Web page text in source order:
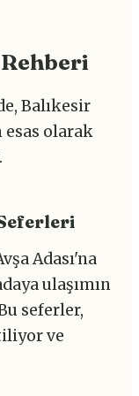
Rehberi
Balıkesir
esas olarak
Adası'na
ulaşımın
seferler,
ve